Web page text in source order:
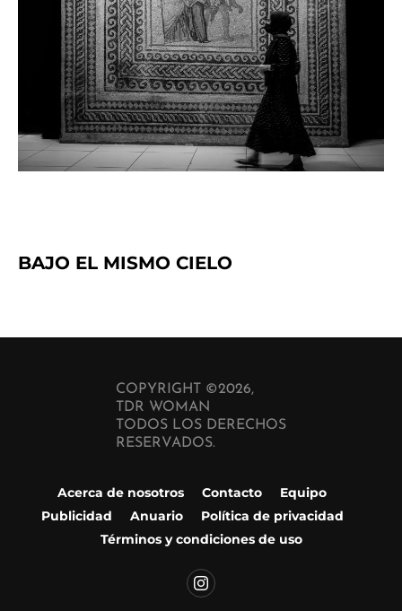
BAJO EL MISMO CIELO
COPYRIGHT ©2026,
TDR WOMAN
TODOS LOS DERECHOS
RESERVADOS.
Acerca de nosotros Contacto
Equipo
Publicidad
Anuario
Política de privacidad
Términos y condiciones de uso